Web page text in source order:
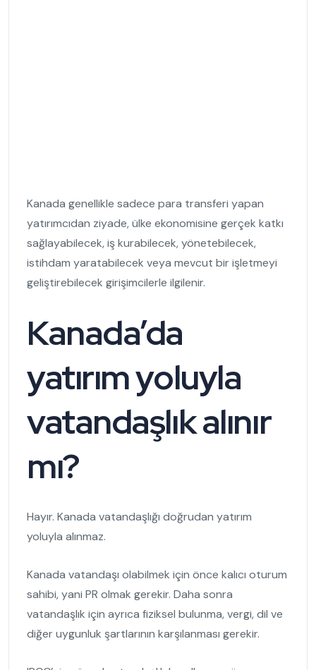
Kanada genellikle sadece para transferi yapan
yatırımcıdan ziyade, ülke ekonomisine gerçek katkı
sağlayabilecek, iş kurabilecek, yönetebilecek,
istihdam yaratabilecek veya mevcut bir işletmeyi
geliştirebilecek girişimcilerle ilgilenir.
Kanada’da
yatırım yoluyla
vatandaşlık alınır
mı?
Hayır. Kanada vatandaşlığı doğrudan yatırım
yoluyla alınmaz.
Kanada vatandaşı olabilmek için önce kalıcı oturum
sahibi, yani PR olmak gerekir. Daha sonra
vatandaşlık için ayrıca fiziksel bulunma, vergi, dil ve
diğer uygunluk şartlarının karşılanması gerekir.